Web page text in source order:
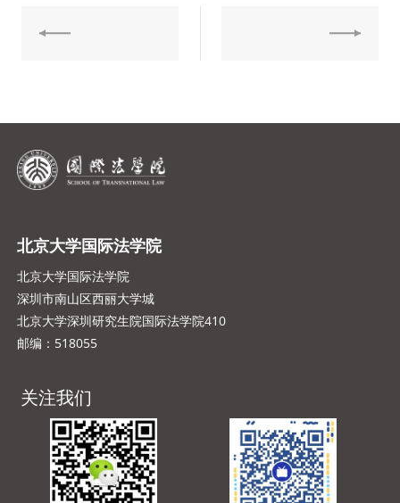
北京大学国际法学院
北京大学国际法学院
深圳市南山区西丽大学城
北京大学深圳研究生院国际法学院410
邮编：518055
关注我们